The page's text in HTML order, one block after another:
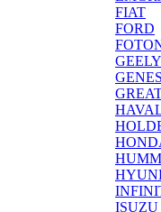
FIAT
FORD
GEELY
ISUZU